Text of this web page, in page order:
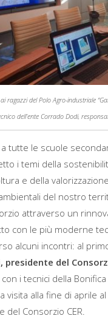
del Polo Agro-industriale
dell’ente Corrado Dodi,
tutte le scuole
i temi della
e della
del nostro
attraverso un
con le più moderne
alcuni incontri: al
presidente del
i tecnici della
alla fine di aprile al
del Consorzio CER.